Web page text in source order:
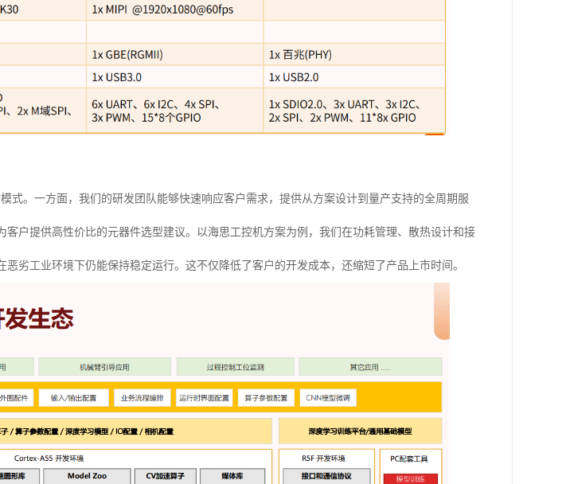
式。一方面，我们的研发团队能够快速响应客户需求，提供从方案设计到量产支持的全周期服
客户提供高性价比的元器件选型建议。以海思工控机方案为例，我们在功耗管理、散热设计和接
劣工业环境下仍能保持稳定运行。这不仅降低了客户的开发成本，还缩短了产品上市时间。